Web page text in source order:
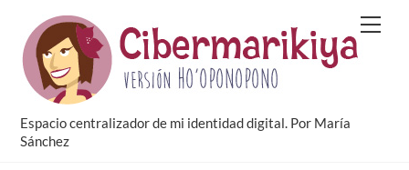
content
Espacio centralizador de mi identidad digital. Por María
Sánchez